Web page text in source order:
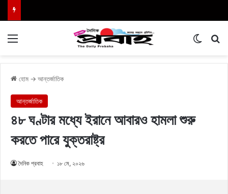
হোম → আন্তর্জাতিক
আন্তর্জাতিক
৪৮ ঘণ্টার মধ্যে ইরানে আবারও হামলা শুরু
করতে পারে যুক্তরাষ্ট্র
দৈনিক প্রবাহ ১৮ মে, ২০২৬